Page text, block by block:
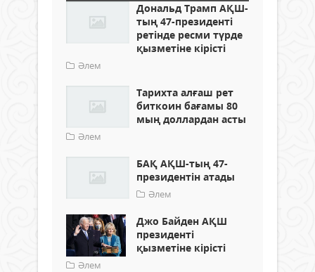
Дональд Трамп АҚШ-
тың 47-президенті
ретінде ресми түрде
қызметіне кірісті
Әлем
Тарихта алғаш рет
биткоин бағамы 80
мың доллардан асты
Әлем
БАҚ АҚШ-тың 47-
президентін атады
Әлем
Джо Байден АҚШ
президенті
қызметіне кірісті
Әлем